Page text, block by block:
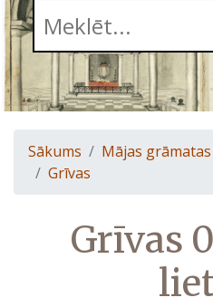
Sākums Mājas grāmatas
Grīvas
Grīvas